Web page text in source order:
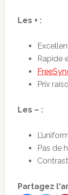
Les + :
Rapide
Prix
Les – :
Pas de
Partagez